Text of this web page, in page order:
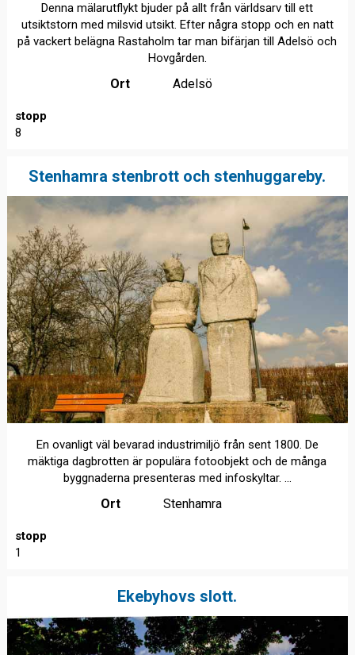
Denna mälarutflykt bjuder på allt från världsarv till ett
utsiktstorn med milsvid utsikt. Efter några stopp och en natt
på vackert belägna Rastaholm tar man bifärjan till Adelsö och
Hovgården.
Ort Adelsö
stopp
8
Stenhamra stenbrott och stenhuggareby.
En ovanligt väl bevarad industrimiljö från sent 1800. De
mäktiga dagbrotten är populära fotoobjekt och de många
byggnaderna presenteras med infoskyltar. ...
Ort Stenhamra
stopp
1
Ekebyhovs slott.